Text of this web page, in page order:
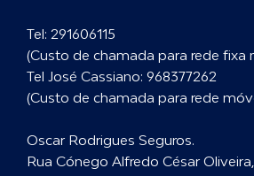
Tel: 291606115
(Custo de chamada para rede fixa
Tel José Cassiano: 968377262
(Custo de chamada para rede
Oscar Rodrigues Seguros.
Rua Cónego Alfredo César Oliveira,